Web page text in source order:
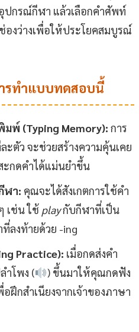
กรณ์กีฬา แล้วเลือกคำศัพท์
งว่างเพื่อให้ประโยคสมบูรณ์
รทำแบบทดสอบนี้
พ์ (Typing Memory): การ
ตัว จะช่วยสร้างความคุ้นเคย
ะกดคำได้แม่นยำขึ้น
ฬา: คุณจะได้สังเกตการใช้คำ
เช่น ใช้ playกับกีฬาที่เป็น
ลงท้ายด้วย -ing
Practice): เมื่อกดส่งคำ
ำโพง (
) ขึ้นมาให้คุณกดฟัง
ฝึกสำเนียงจากเจ้าของภาษา